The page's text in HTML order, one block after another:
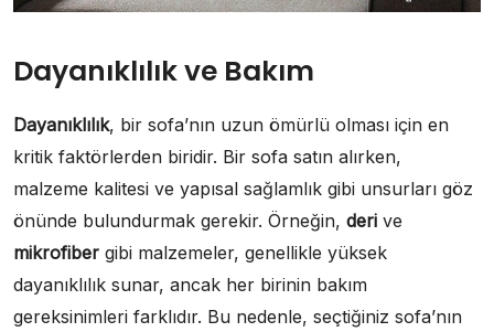
Dayanıklılık ve Bakım
Dayanıklılık, bir sofa’nın uzun ömürlü olması için en
kritik faktörlerden biridir. Bir sofa satın alırken,
malzeme kalitesi ve yapısal sağlamlık gibi unsurları göz
önünde bulundurmak gerekir. Örneğin, deri ve
mikrofiber gibi malzemeler, genellikle yüksek
dayanıklılık sunar, ancak her birinin bakım
gereksinimleri farklıdır. Bu nedenle, seçtiğiniz sofa’nın